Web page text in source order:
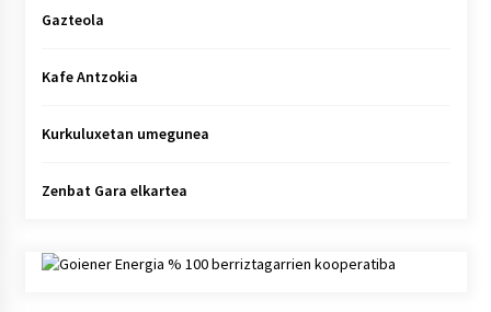
Gazteola
Kafe Antzokia
Kurkuluxetan umegunea
Zenbat Gara elkartea